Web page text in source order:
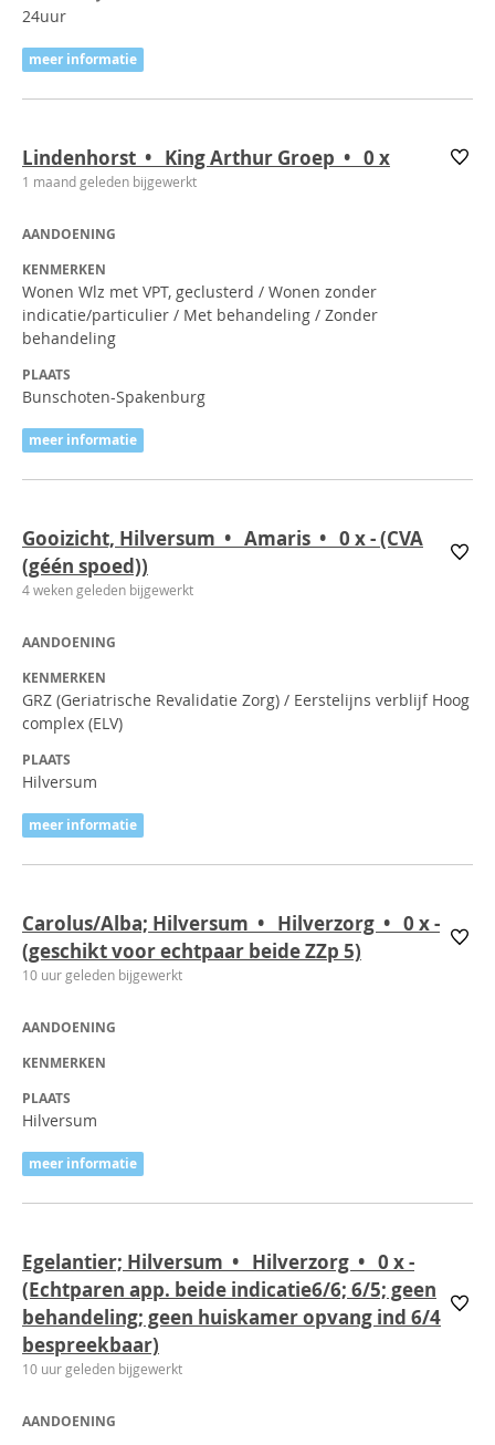
24uur
meer informatie
Lindenhorst • King Arthur Groep • 0 x
1 maand geleden bijgewerkt
AANDOENING
KENMERKEN
Wonen Wlz met VPT, geclusterd / Wonen zonder
indicatie/particulier / Met behandeling / Zonder
behandeling
PLAATS
Bunschoten-Spakenburg
meer informatie
Gooizicht, Hilversum • Amaris • 0 x- (CVA
(géén spoed))
4 weken geleden bijgewerkt
AANDOENING
KENMERKEN
GRZ (Geriatrische Revalidatie Zorg) / Eerstelijns verblijf Hoog
complex (ELV)
PLAATS
Hilversum
meer informatie
Carolus/Alba; Hilversum • Hilverzorg • 0 x-
(geschikt voor echtpaar beide ZZp 5)
10 uur geleden bijgewerkt
AANDOENING
KENMERKEN
PLAATS
Hilversum
meer informatie
Egelantier; Hilversum • Hilverzorg • 0 x-
(Echtparen app. beide indicatie6/6; 6/5; geen
behandeling; geen huiskamer opvang ind 6/4
bespreekbaar)
10 uur geleden bijgewerkt
AANDOENING